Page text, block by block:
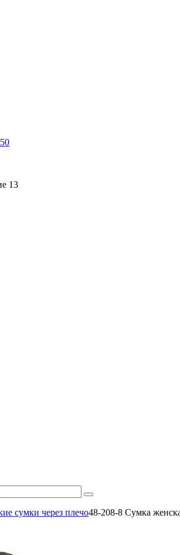
13
сумки через плечо48-208-8 Сумка